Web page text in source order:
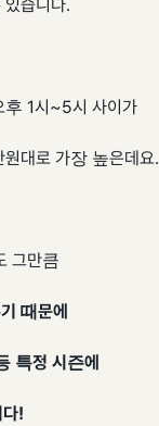
있습니다.
후 1시~5시 사이가
대로 가장 높은데요.
그만큼
때문에
특정 시즌에
!